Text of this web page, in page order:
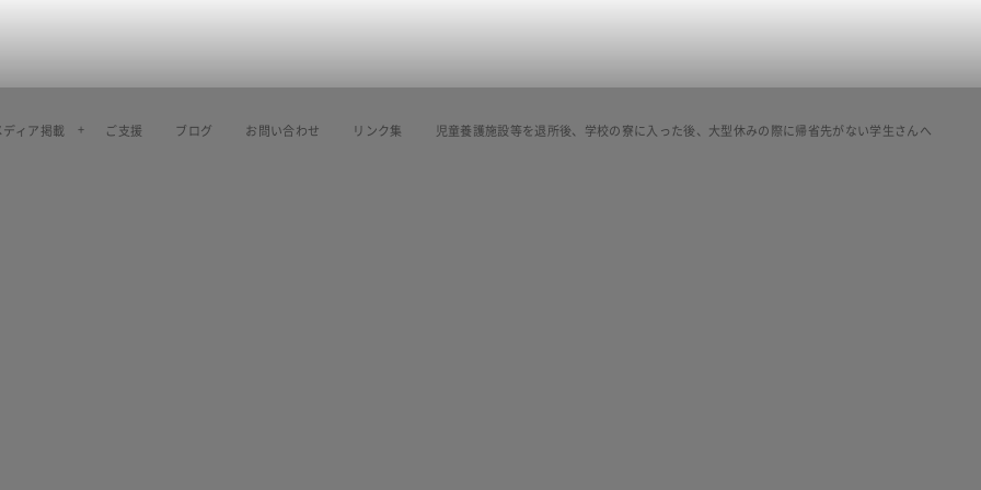
ディア掲載 ご支援 ブログ お問い合わせ リンク集 児童養護施設等を退所後、学校の寮に入った後、大型休みの際に帰省先がない学生さんへ